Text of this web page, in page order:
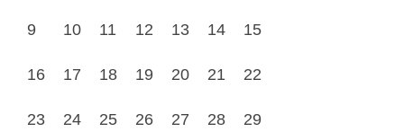
9 10 11 12 13 14 15
16 17 18 19 20 21 22
23 24 25 26 27 28 29